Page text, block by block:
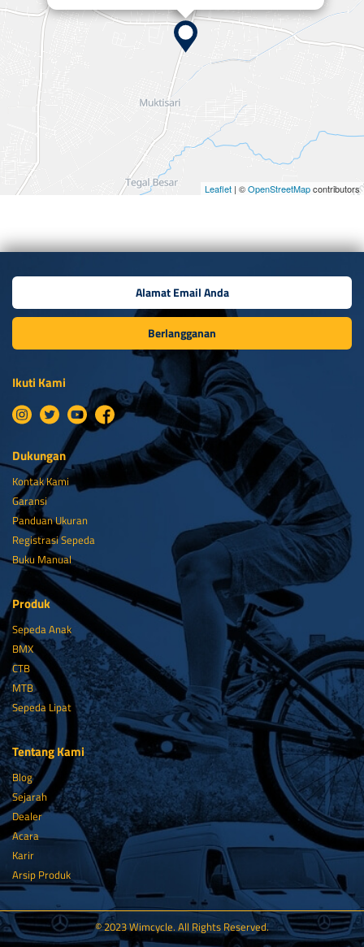
Leaflet | ©OpenStreetMapcontributors
Berlangganan
Ikuti Kami
Dukungan
Kontak Kami
Garansi
Panduan Ukuran
Registrasi Sepeda
Buku Manual
Produk
Sepeda Anak
BMX
CTB
MTB
Sepeda Lipat
Tentang Kami
Blog
Sejarah
Dealer
Acara
Karir
Arsip Produk
© 2023 Wimcycle. All Rights Reserved.